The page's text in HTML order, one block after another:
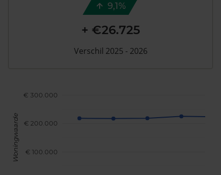
€ 100.000
€ 200.000
€ 300.000
Woningwaarde
9,1%
+ €26.725
Verschil 2025 - 2026